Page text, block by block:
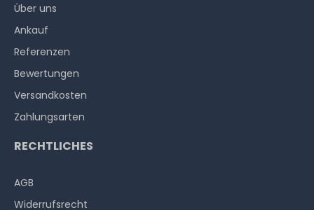
Über uns
Ankauf
Referenzen
Bewertungen
Versandkosten
Zahlungsarten
RECHTLICHES
AGB
Widerrufs­recht